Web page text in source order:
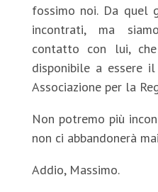
fossimo noi. Da quel
incontrati, ma
contatto con lui,
disponibile a essere
Associazione per la
Non potremo più
non ci abbandonerà
Addio, Massimo.